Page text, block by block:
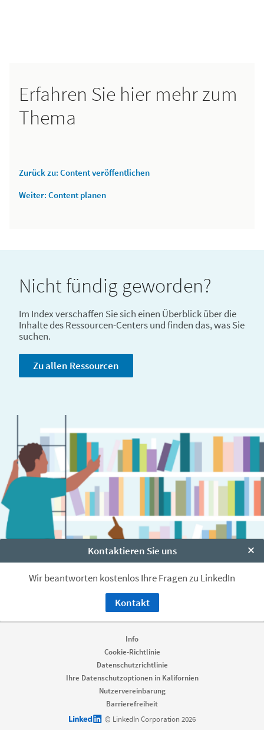
Erfahren Sie hier mehr zum
Thema
Zurück zu: Content veröffentlichen
Weiter: Content planen
Nicht fündig geworden?
Im Index verschaffen Sie sich einen Überblick über die
Inhalte des Ressourcen-Centers und finden das, was Sie
suchen.
Zu allen Ressourcen
Kontaktieren Sie uns
Wir beantworten kostenlos Ihre Fragen zu LinkedIn
Kontakt
Info
Cookie-Richtlinie
Datenschutzrichtlinie
Ihre Datenschutzoptionen in Kalifornien
Nutzervereinbarung
Barrierefreiheit
LinkedIn logo© LinkedIn Corporation 2026